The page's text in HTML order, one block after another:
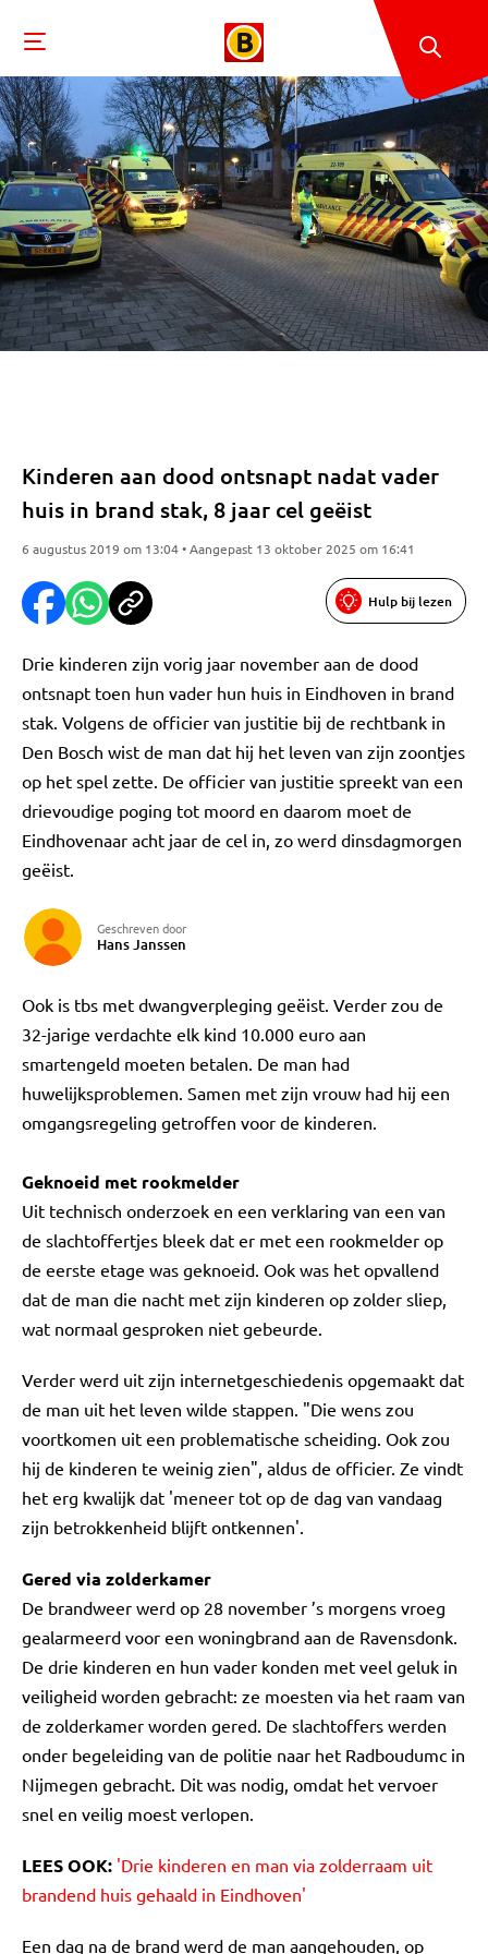
Kinderen aan dood ontsnapt nadat vader
huis in brand stak, 8 jaar cel geëist
6 augustus 2019 om 13:04 • Aangepast 13 oktober 2025 om 16:41
Hulp bij lezen
Drie kinderen zijn vorig jaar november aan de dood
ontsnapt toen hun vader hun huis in Eindhoven in brand
stak. Volgens de officier van justitie bij de rechtbank in
Den Bosch wist de man dat hij het leven van zijn zoontjes
op het spel zette. De officier van justitie spreekt van een
drievoudige poging tot moord en daarom moet de
Eindhovenaar acht jaar de cel in, zo werd dinsdagmorgen
geëist.
Geschreven door
Hans Janssen
Ook is tbs met dwangverpleging geëist. Verder zou de
32-jarige verdachte elk kind 10.000 euro aan
smartengeld moeten betalen. De man had
huwelijksproblemen. Samen met zijn vrouw had hij een
omgangsregeling getroffen voor de kinderen.
Geknoeid met rookmelder
Uit technisch onderzoek en een verklaring van een van
de slachtoffertjes bleek dat er met een rookmelder op
de eerste etage was geknoeid. Ook was het opvallend
dat de man die nacht met zijn kinderen op zolder sliep,
wat normaal gesproken niet gebeurde.
Verder werd uit zijn internetgeschiedenis opgemaakt dat
de man uit het leven wilde stappen. "Die wens zou
voortkomen uit een problematische scheiding. Ook zou
hij de kinderen te weinig zien", aldus de officier. Ze vindt
het erg kwalijk dat 'meneer tot op de dag van vandaag
zijn betrokkenheid blijft ontkennen'.
Gered via zolderkamer
De brandweer werd op 28 november ’s morgens vroeg
gealarmeerd voor een woningbrand aan de Ravensdonk.
De drie kinderen en hun vader konden met veel geluk in
veiligheid worden gebracht: ze moesten via het raam van
de zolderkamer worden gered. De slachtoffers werden
onder begeleiding van de politie naar het Radboudumc in
Nijmegen gebracht. Dit was nodig, omdat het vervoer
snel en veilig moest verlopen.
LEES OOK: 'Drie kinderen en man via zolderraam uit
brandend huis gehaald in Eindhoven'
Een dag na de brand werd de man aangehouden, op